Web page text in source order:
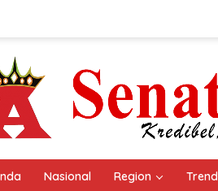
Nasional Region